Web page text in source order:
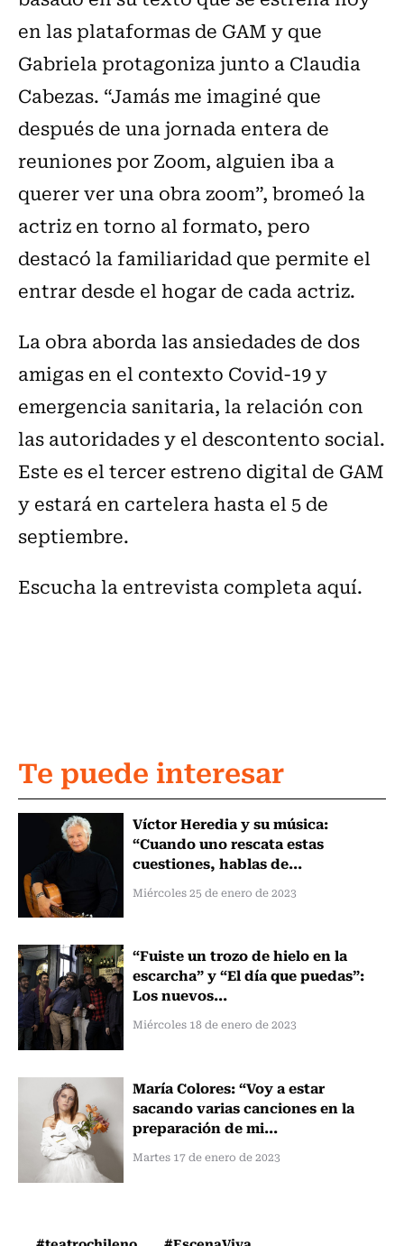
en las plataformas de GAM y que
Gabriela protagoniza junto a Claudia
Cabezas. “Jamás me imaginé que
después de una jornada entera de
reuniones por Zoom, alguien iba a
querer ver una obra zoom”, bromeó la
actriz en torno al formato, pero
destacó la familiaridad que permite el
entrar desde el hogar de cada actriz.
La obra aborda las ansiedades de dos
amigas en el contexto Covid-19 y
emergencia sanitaria, la relación con
las autoridades y el descontento social.
Este es el tercer estreno digital de GAM
y estará en cartelera hasta el 5 de
septiembre.
Escucha la entrevista completa aquí.
Te puede interesar
Víctor Heredia y su música:
“Cuando uno rescata estas
cuestiones, hablas de...
Miércoles 25 de enero de 2023
“Fuiste un trozo de hielo en la
escarcha” y “El día que puedas”:
Los nuevos...
Miércoles 18 de enero de 2023
María Colores: “Voy a estar
sacando varias canciones en la
preparación de mi...
Martes 17 de enero de 2023